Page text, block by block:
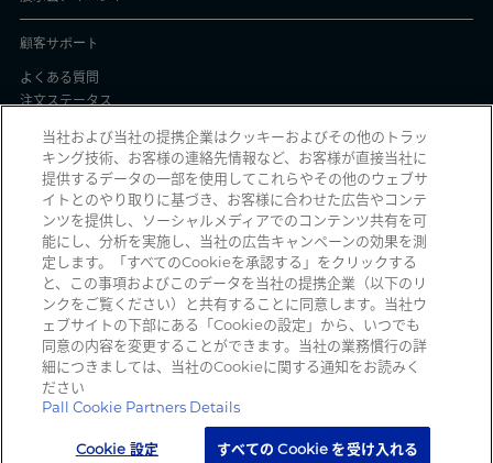
顧客サポート
よくある質問
注文ステータス
プライバシーと使用
個人情報保護方針
契約条件
Manage Cookies
詐欺メールを受信していませんか？ 詐欺の疑いのある不審な電子メール、ソ
ーシャルメディアメッセージ、テキストメッセージ、または電話を受信した
時は、reportphishing@pall.com
Copyright 2026 Pall Corporation. All rights reserved.サイト利用規約
当社および当社の提携企業はクッキーおよびその他のトラッ
キング技術、お客様の連絡先情報など、お客様が直接当社に
提供するデータの一部を使用してこれらやその他のウェブサ
イトとのやり取りに基づき、お客様に合わせた広告やコンテ
ンツを提供し、ソーシャルメディアでのコンテンツ共有を可
能にし、分析を実施し、当社の広告キャンペーンの効果を測
定します。「すべてのCookieを承認する」をクリックする
と、この事項およびこのデータを当社の提携企業（以下のリ
ンクをご覧ください）と共有することに同意します。当社ウ
ェブサイトの下部にある「Cookieの設定」から、いつでも
同意の内容を変更することができます。当社の業務慣行の詳
細につきましては、当社のCookieに関する通知をお読みく
ださい
Pall Cookie Partners Details
Cookie 設定 すべての Cookie を受け入れる